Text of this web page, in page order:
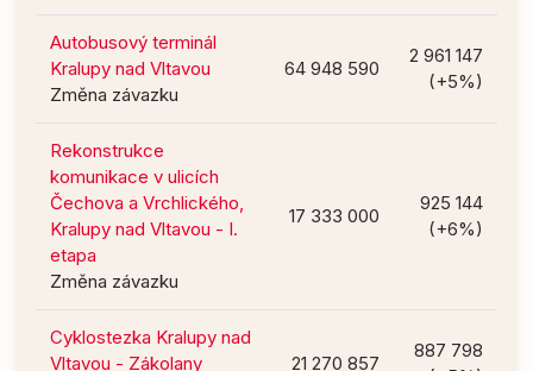
Autobusový terminál
Kralupy nad Vltavou
Změna závazku
64 948 590
2 961 147
(+5%)
Rekonstrukce
komunikace v ulicích
Čechova a Vrchlického,
Kralupy nad Vltavou - I.
etapa
Změna závazku
17 333 000
925 144
(+6%)
Cyklostezka Kralupy nad
Vltavou - Zákolany
21 270 857
887 798